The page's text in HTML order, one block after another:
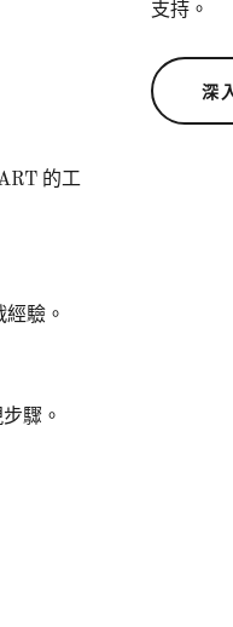
的工
驗。
驟。
支持。
深